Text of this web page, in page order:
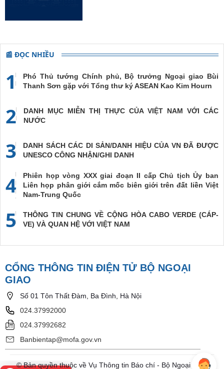
📰 ĐỌC NHIỀU
1
Phó Thủ tướng Chính phủ, Bộ trưởng Ngoại giao Bùi
Thanh Sơn gặp với Tổng thư ký ASEAN Kao Kim Hourn
2
DANH MỤC MIỄN THỊ THỰC CỦA VIỆT NAM VỚI CÁC
NƯỚC
3
DANH SÁCH CÁC DI SẢN/DANH HIỆU CỦA VN ĐÃ ĐƯỢC
UNESCO CÔNG NHẬN/GHI DANH
4
Phiên họp vòng XXX giai đoạn II cấp Chủ tịch Ủy ban
Liên họp phân giới cắm mốc biên giới trên đất liền Việt
Nam-Trung Quốc
5
THÔNG TIN CHUNG VỀ CỘNG HÒA CABO VERDE (CÁP-
VE) VÀ QUAN HỆ VỚI VIỆT NAM
CỔNG THÔNG TIN ĐIỆN TỬ BỘ NGOẠI
GIAO
Số 01 Tôn Thất Đàm, Ba Đình, Hà Nội
024.37992000
024.37992682
Banbientap@mofa.gov.vn
© Bản quyền thuộc về Vụ Thông tin Báo chí - Bộ Ngoại Giao